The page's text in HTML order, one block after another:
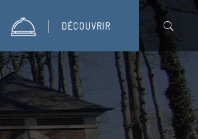
DÉCOUVRIR